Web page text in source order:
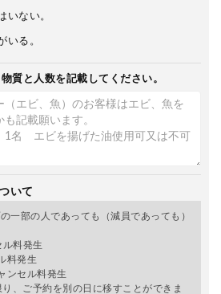
いない。
いる。
質と人数を記載してください。
いて
一部の人であっても（減員であっても）
料発生
料発生
ンセル料発生
、ご予約を別の日に移すことができま